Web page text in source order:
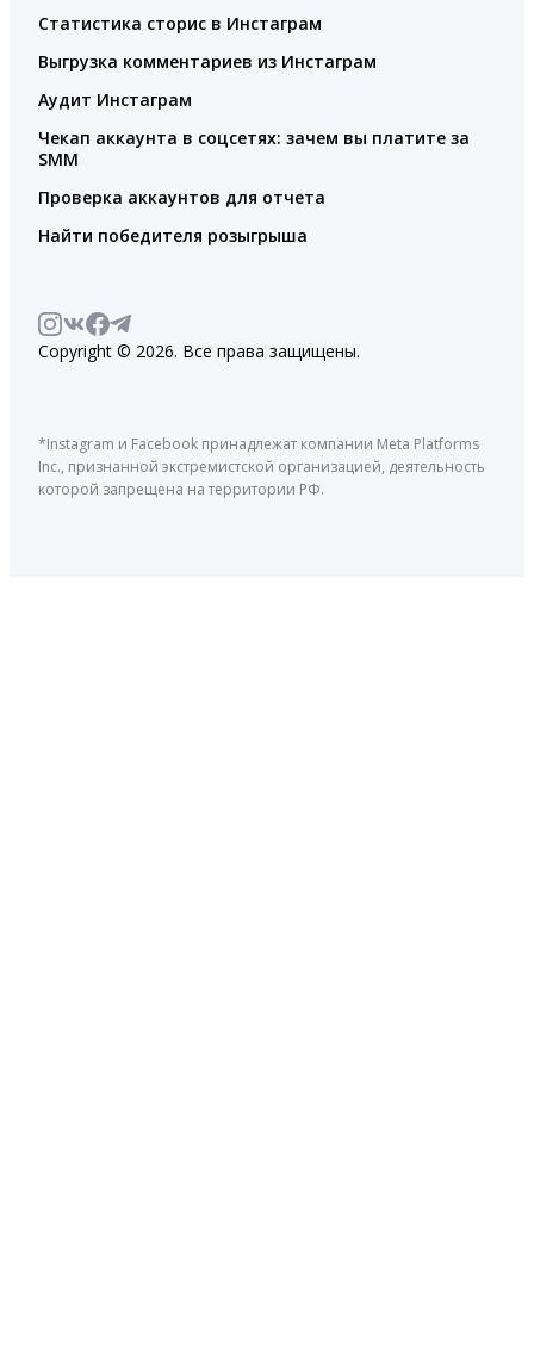
Статистика сторис в Инстаграм
Выгрузка комментариев из Инстаграм
Аудит Инстаграм
Чекап аккаунта в соцсетях: зачем вы платите за
SMM
Проверка аккаунтов для отчета
Найти победителя розыгрыша
Copyright © 2026. Все права защищены.
*Instagram и Facebook принадлежат компании Meta Platforms
Inc., признанной экстремистской организацией, деятельность
которой запрещена на территории РФ.